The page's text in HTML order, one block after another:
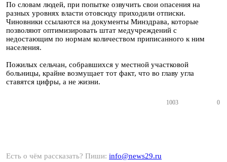
По словам людей, при попытке озвучить свои опасения на
разных уровнях власти отовсюду приходили отписки.
Чиновники ссылаются на документы Минздрава, которые
позволяют оптимизировать штат медучреждений с
недостающим по нормам количеством приписанного к ним
населения.
Пожилых сельчан, собравшихся у местной участковой
больницы, крайне возмущает тот факт, что во главу угла
ставятся цифры, а не жизни.
1003 0
Есть о чём рассказать? Пиши: info@news29.ru